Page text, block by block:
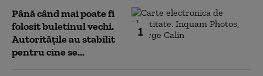
1
Până când mai poate fi
folosit buletinul vechi.
Autoritățile au stabilit
pentru cine se...